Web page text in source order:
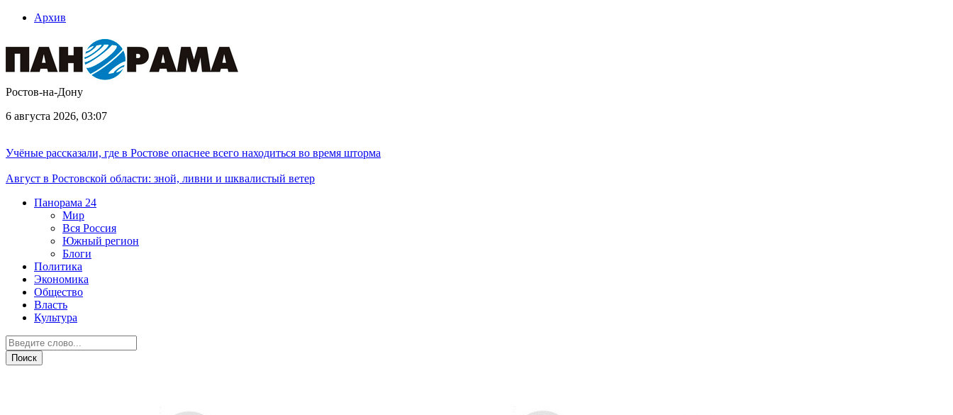
Архив
Ростов-на-Дону
6 августа 2026, 03:07
Учёные рассказали, где в Ростове опаснее всего находиться во время шторма
Август в Ростовской области: зной, ливни и шквалистый ветер
Панорама 24
Мир
Вся Россия
Южный регион
Блоги
Политика
Экономика
Общество
Власть
Культура